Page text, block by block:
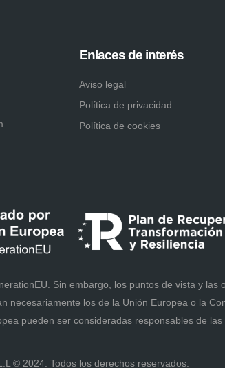
Enlaces de interés
Aviso legal
Política de privacidad
Política de cookies
Sin embargo, los puntos de vista y las
necesariamente los de la Unión Europea o la
pueden ser consideradas responsables de las
© 2024. Todos los derechos reservados.